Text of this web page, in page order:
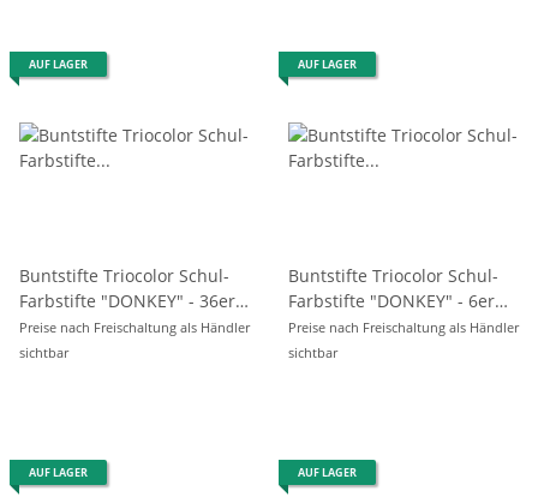
AUF LAGER
Buntstifte Triocolor Schul-
Farbstifte "DONKEY" - 36er
Pack
Preise nach Freischaltung als Händler
sichtbar
AUF LAGER
Buntstifte Triocolor Schul-
Farbstifte "DONKEY" - 6er
Pack
Preise nach Freischaltung als Händler
sichtbar
AUF LAGER AUF LAGER